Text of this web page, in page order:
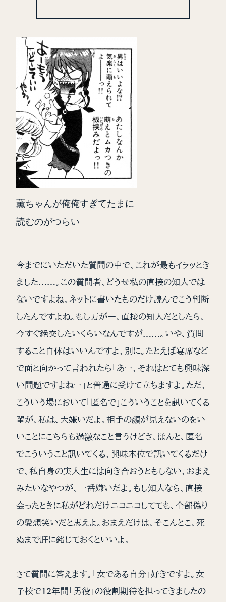
薫ちゃんが俺俺すぎてたまに
読むのがつらい
今までにいただいた質問の中で、これが最もイラッとき
ました……。この質問者、どうせ私の直接の知人では
ないですよね。ネットに書いたものだけ読んでこう判断
したんですよね。もし万が一、直接の知人だとしたら、
今すぐ絶交したいくらいなんですが……。いや、質問
すること自体はいいんですよ、別に。たとえば宴席など
で面と向かって言われたら「あー、それはとても興味深
い問題ですよねー」と普通に受けて立ちますよ。ただ、
こういう場において「匿名で」こういうことを訊いてくる
輩が、私は、大嫌いだよ。相手の顔が見えないのをい
いことにこちらも過激なこと言うけどさ、ほんと、匿名
でこういうこと訊いてくる、興味本位で訊いてくるだけ
で、私自身の実人生には向き合おうともしない、おまえ
みたいなやつが、一番嫌いだよ。もし知人なら、直接
会ったときに私がどれだけニコニコしてても、全部偽り
の愛想笑いだと思えよ。おまえだけは、そこんとこ、死
ぬまで肝に銘じておくといいよ。
さて質問に答えます。「女である自分」好きですよ。女
子校で12年間「男役」の役割期待を担ってきましたの